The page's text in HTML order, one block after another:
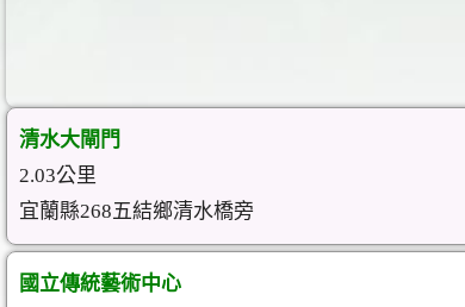
清水大閘門
2.03公里
宜蘭縣268五結鄉清水橋旁
國立傳統藝術中心